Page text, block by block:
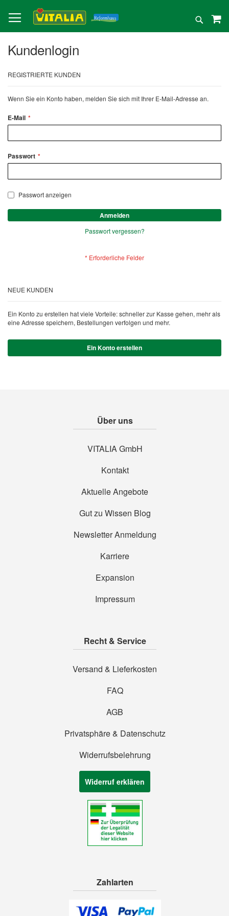
zum
Inhalt
Suche
Kundenlogin
REGISTRIERTE KUNDEN
Wenn Sie ein Konto haben, melden Sie sich mit Ihrer E-Mail-Adresse an.
E-Mail
Passwort
Passwort anzeigen
Anmelden
Passwort vergessen?
NEUE KUNDEN
Ein Konto zu erstellen hat viele Vorteile: schneller zur Kasse gehen, mehr als
eine Adresse speichern, Bestellungen verfolgen und mehr.
Ein Konto erstellen
Über uns
VITALIA GmbH
Kontakt
Aktuelle Angebote
Gut zu Wissen Blog
Newsletter Anmeldung
Karriere
Expansion
Impressum
Recht & Service
Versand & Lieferkosten
FAQ
AGB
Privatsphäre & Datenschutz
Widerrufsbelehrung
Widerruf erklären
Zahlarten